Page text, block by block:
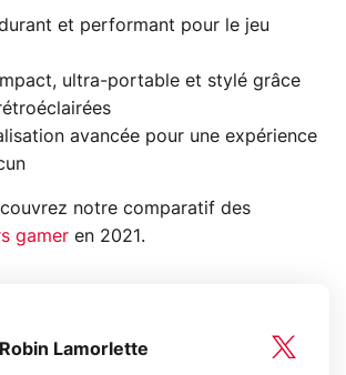
et performant pour le jeu
ultra-portable et stylé grâce
avancée pour une expérience
notre comparatif des
gamer en 2021.
Robin Lamorlette